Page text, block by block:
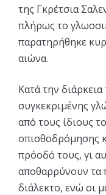
της Γκρέτσια
πλήρως το
παρατηρήθηκε
αιώνα.
Κατά την
συγκεκριμένης
από τους ίδιους
οπισθοδρόμησης
πρόοδό τους, γι
αποθαρρύνουν τα
διάλεκτο, ενώ οι